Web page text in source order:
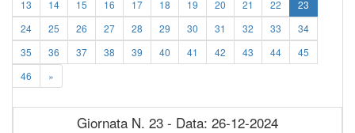
13
14 15 16 17 18 19 20 21 22
23
24
25 26 27 28 29 30 31 32 33
34
35
36 37 38 39 40 41 42 43 44
45
46
»
Giornata N. 23 - Data: 26-12-2024